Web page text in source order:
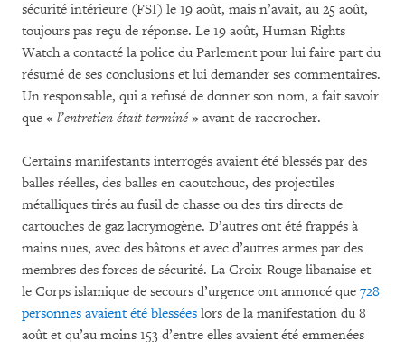
sécurité intérieure (FSI) le 19 août, mais n’avait, au 25 août,
toujours pas reçu de réponse. Le 19 août, Human Rights
Watch a contacté la police du Parlement pour lui faire part du
résumé de ses conclusions et lui demander ses commentaires.
Un responsable, qui a refusé de donner son nom, a fait savoir
que « l’entretien était terminé» avant de raccrocher.
Certains manifestants interrogés avaient été blessés par des
balles réelles, des balles en caoutchouc, des projectiles
métalliques tirés au fusil de chasse ou des tirs directs de
cartouches de gaz lacrymogène. D’autres ont été frappés à
mains nues, avec des bâtons et avec d’autres armes par des
membres des forces de sécurité. La Croix-Rouge libanaise et
le Corps islamique de secours d’urgence ont annoncé que 728
personnes avaient été blessées lors de la manifestation du 8
août et qu’au moins 153 d’entre elles avaient été emmenées